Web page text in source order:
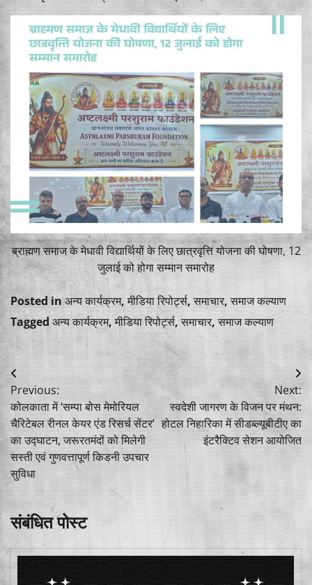
ब्राह्मण समाज के मेधावी विद्यार्थियों के लिए छात्रवृत्ति योजना की घोषणा, 12
जुलाई को होगा सम्मान समारोह
Posted inअन्य कार्यक्रम,मीडिया रिपोर्ट्स,समाचार,समाज कल्याण
Tagged अन्य कार्यक्रम,मीडिया रिपोर्ट्स,समाचार,समाज कल्याण
Post
navigation
Previous:
कोलकाता में ‘सम्पा बोस मेमोरियल
चैरिटेबल रीनल केयर एंड रिसर्च सेंटर’
का उद्घाटन, जरूरतमंदों को मिलेगी
सस्ती एवं गुणवत्तापूर्ण किडनी उपचार
सुविधा
Next:
स्वदेशी जागरण के विजन पर मंथन:
होटल निहारिका में सीडब्ल्यूबीटीए का
इंटरैक्टिव सेशन आयोजित
संबंधित पोस्ट